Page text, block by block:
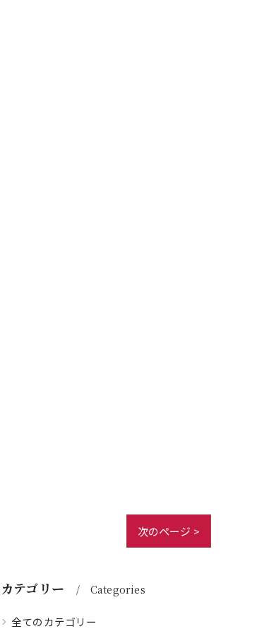
次のページ >
カテゴリー Categories
全てのカテゴリー